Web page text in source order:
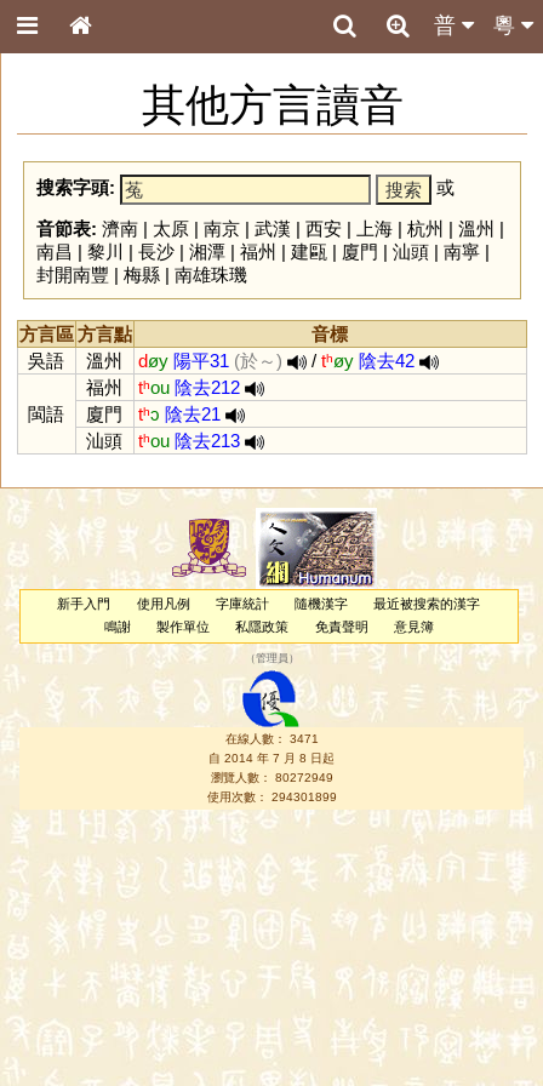
粵
普
其他方言讀音
搜索字頭:
或
音節表: 濟南| 太原| 南京| 武漢 | 西安| 上海| 杭州 | 溫州 |
南昌 | 黎川 | 長沙| 湘潭| 福州 | 建甌 | 廈門 | 汕頭| 南寧|
封開南豐 | 梅縣| 南雄珠璣
方言區方言點
音標
吳語
溫州 døy 陽平31 (於～) / tʰøy 陰去42
閩語
福州 tʰou 陰去212
廈門
tʰɔ 陰去21
汕頭
tʰou 陰去213
新手入門 使用凡例 字庫統計 隨機漢字
最近被搜索的漢字
鳴謝
製作單位 私隱政策 免責聲明 意見簿
（管理員 ）
在線人數： 3471
自 2014 年 7 月 8 日起
瀏覽人數： 80272949
使用次數： 294301899